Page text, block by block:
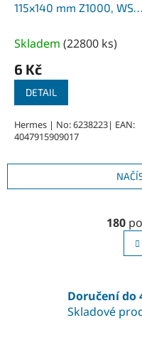
115x140 mm Z1000, WS
Skladem (22800 ks)
6 Kč
DETAIL
Hermes | No: 6238223| EAN:
4047915909017
180
Doručení do
Skladové